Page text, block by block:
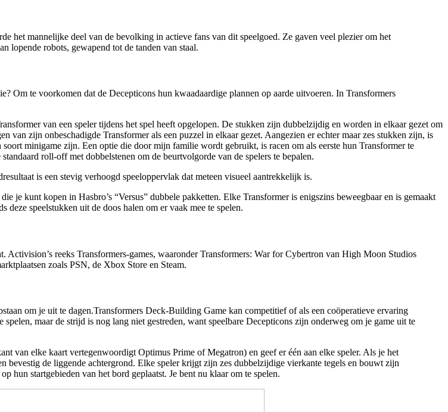
het mannelijke deel van de bevolking in actieve fans van dit speelgoed. Ze gaven veel plezier om het
lopende robots, gewapend tot de tanden van staal.
Om te voorkomen dat de Decepticons hun kwaadaardige plannen op aarde uitvoeren. In Transformers
van een speler tijdens het spel heeft opgelopen. De stukken zijn dubbelzijdig en worden in elkaar gezet om
van zijn onbeschadigde Transformer als een puzzel in elkaar gezet. Aangezien er echter maar zes stukken zijn, is
minigame zijn. Een optie die door mijn familie wordt gebruikt, is racen om als eerste hun Transformer te
roll-off met dobbelstenen om de beurtvolgorde van de spelers te bepalen.
is een stevig verhoogd speeloppervlak dat meteen visueel aantrekkelijk is.
je kunt kopen in Hasbro’s “Versus” dubbele pakketten. Elke Transformer is enigszins beweegbaar en is gemaakt
speelstukken uit de doos halen om er vaak mee te spelen.
reeks Transformers-games, waaronder Transformers: War for Cybertron van High Moon Studios
zoals PSN, de Xbox Store en Steam.
​​om je uit te dagen.Transformers Deck-Building Game kan competitief of als een coöperatieve ervaring
maar de strijd is nog lang niet gestreden, want speelbare Decepticons zijn onderweg om je game uit te
van elke kaart vertegenwoordigt Optimus Prime of Megatron) en geef er één aan elke speler. Als je het
bevestig de liggende achtergrond. Elke speler krijgt zijn zes dubbelzijdige vierkante tegels en bouwt zijn
hun startgebieden van het bord geplaatst. Je bent nu klaar om te spelen.